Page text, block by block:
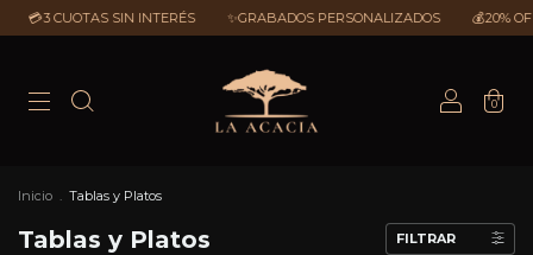
💳3 CUOTAS SIN INTERÉS ✨GRABADOS PERSONALIZADOS 💰20% OFF
0
Inicio . Tablas y Platos
Tablas y Platos FILTRAR